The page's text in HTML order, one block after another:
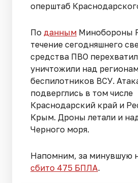
оперштаб
По данным Минобороны
течение сегодняшнего
средства ПВО
уничтожили над
беспилотников ВСУ.
подверглись в том числе
Краснодарский край и
Крым. Дроны летали и
Черного моря.
Напомним, за минувшую
сбито 475 БПЛА.